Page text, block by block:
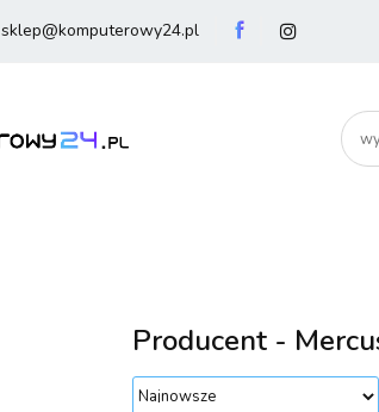
sklep@komputerowy24.pl
Laptopy Komputery
Smartfony
Producent -